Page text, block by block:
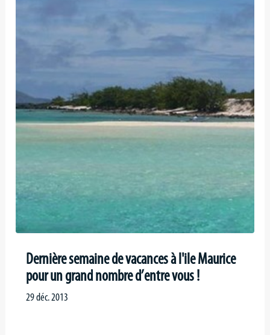
Dernière semaine de vacances à l'ile Maurice
pour un grand nombre d’entre vous !
29 déc. 2013